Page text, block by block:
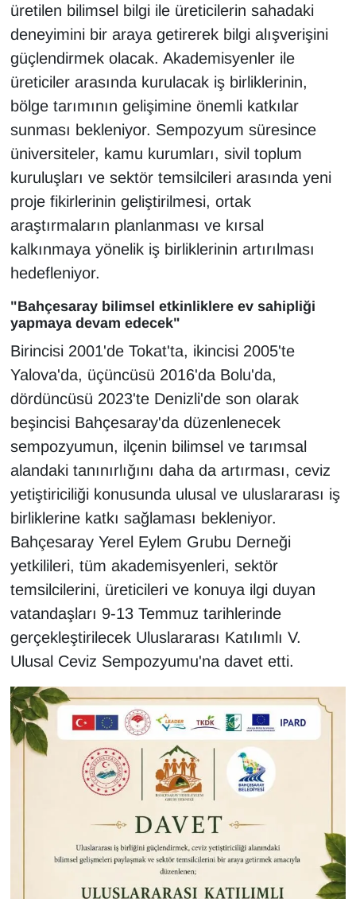
üretilen bilimsel bilgi ile üreticilerin sahadaki
deneyimini bir araya getirerek bilgi alışverişini
güçlendirmek olacak. Akademisyenler ile
üreticiler arasında kurulacak iş birliklerinin,
bölge tarımının gelişimine önemli katkılar
sunması bekleniyor. Sempozyum süresince
üniversiteler, kamu kurumları, sivil toplum
kuruluşları ve sektör temsilcileri arasında yeni
proje fikirlerinin geliştirilmesi, ortak
araştırmaların planlanması ve kırsal
kalkınmaya yönelik iş birliklerinin artırılması
hedefleniyor.
"Bahçesaray bilimsel etkinliklere ev sahipliği
yapmaya devam edecek"
Birincisi 2001'de Tokat'ta, ikincisi 2005'te
Yalova'da, üçüncüsü 2016'da Bolu'da,
dördüncüsü 2023'te Denizli'de son olarak
beşincisi Bahçesaray'da düzenlenecek
sempozyumun, ilçenin bilimsel ve tarımsal
alandaki tanınırlığını daha da artırması, ceviz
yetiştiriciliği konusunda ulusal ve uluslararası iş
birliklerine katkı sağlaması bekleniyor.
Bahçesaray Yerel Eylem Grubu Derneği
yetkilileri, tüm akademisyenleri, sektör
temsilcilerini, üreticileri ve konuya ilgi duyan
vatandaşları 9-13 Temmuz tarihlerinde
gerçekleştirilecek Uluslararası Katılımlı V.
Ulusal Ceviz Sempozyumu'na davet etti.